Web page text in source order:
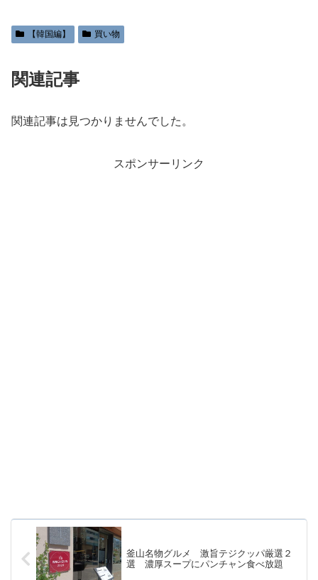
【韓国編】 買い物
関連記事
関連記事は見つかりませんでした。
スポンサーリンク
釜山名物グルメ 激旨テジクッパ厳選２
選 濃厚スープにパンチャン食べ放題